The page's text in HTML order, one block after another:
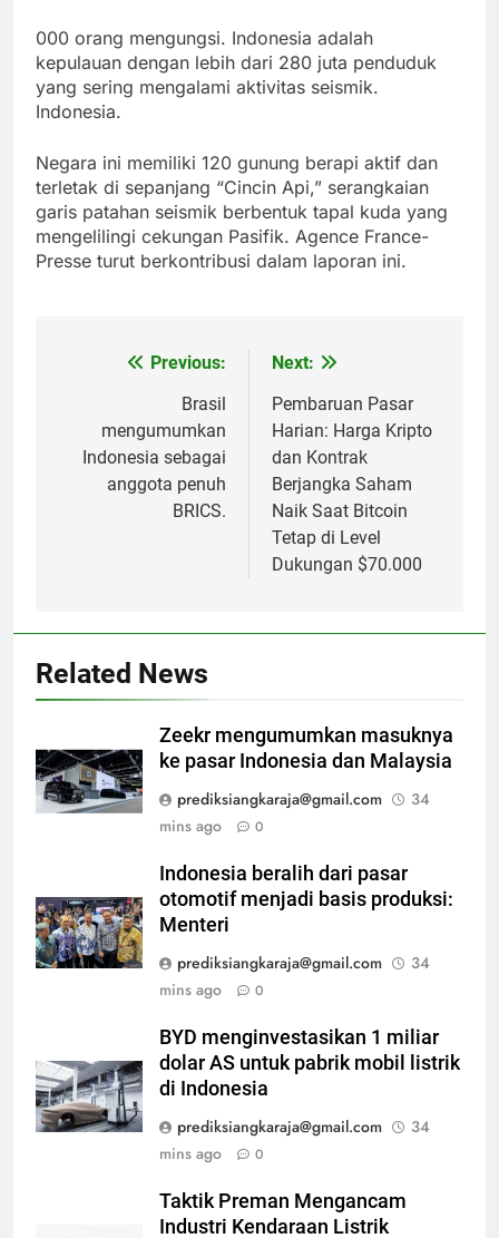
000 orang mengungsi. Indonesia adalah
kepulauan dengan lebih dari 280 juta penduduk
yang sering mengalami aktivitas seismik.
Indonesia.
Negara ini memiliki 120 gunung berapi aktif dan
terletak di sepanjang “Cincin Api,” serangkaian
garis patahan seismik berbentuk tapal kuda yang
mengelilingi cekungan Pasifik. Agence France-
Presse turut berkontribusi dalam laporan ini.
Previous:
Brasil
mengumumkan
Indonesia sebagai
anggota penuh
BRICS.
Next:
Pembaruan Pasar
Harian: Harga Kripto
dan Kontrak
Berjangka Saham
Naik Saat Bitcoin
Tetap di Level
Dukungan $70.000
Related News
Zeekr mengumumkan masuknya
ke pasar Indonesia dan Malaysia
prediksiangkaraja@gmail.com
34
mins ago
0
Indonesia beralih dari pasar
otomotif menjadi basis produksi:
Menteri
prediksiangkaraja@gmail.com
34
mins ago
0
BYD menginvestasikan 1 miliar
dolar AS untuk pabrik mobil listrik
di Indonesia
prediksiangkaraja@gmail.com
34
mins ago
0
Taktik Preman Mengancam
Industri Kendaraan Listrik